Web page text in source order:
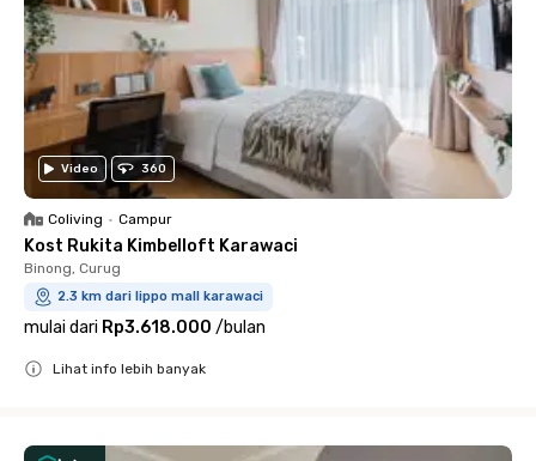
Video 360
Coliving • Campur
Kost Rukita Kimbelloft Karawaci
Binong, Curug
2.3 km dari lippo mall karawaci
mulai dari Rp3.618.000 /bulan
Lihat info lebih banyak